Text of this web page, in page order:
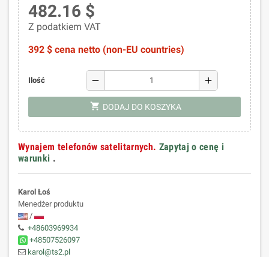
482.16 $
Z podatkiem VAT
392 $ cena netto (non-EU countries)
Ilość remove add
shopping_cart DODAJ DO KOSZYKA
Wynajem telefonów satelitarnych. Zapytaj o cenę i
warunki .
Karol Łoś
Menedżer produktu
/
+48603969934
+48507526097
karol@ts2.pl